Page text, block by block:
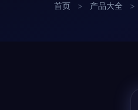
首页 > 产品大全 >